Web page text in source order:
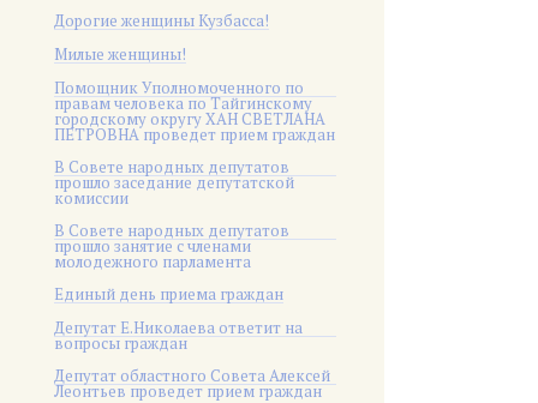
Дорогие женщины Кузбасса!
Милые женщины!
Помощник Уполномоченного по
правам человека по Тайгинскому
городскому округу ХАН СВЕТЛАНА
ПЕТРОВНА проведет прием граждан
В Совете народных депутатов
прошло заседание депутатской
комиссии
В Совете народных депутатов
прошло занятие с членами
молодежного парламента
Единый день приема граждан
Депутат Е.Николаева ответит на
вопросы граждан
Депутат областного Совета Алексей
Леонтьев проведет прием граждан